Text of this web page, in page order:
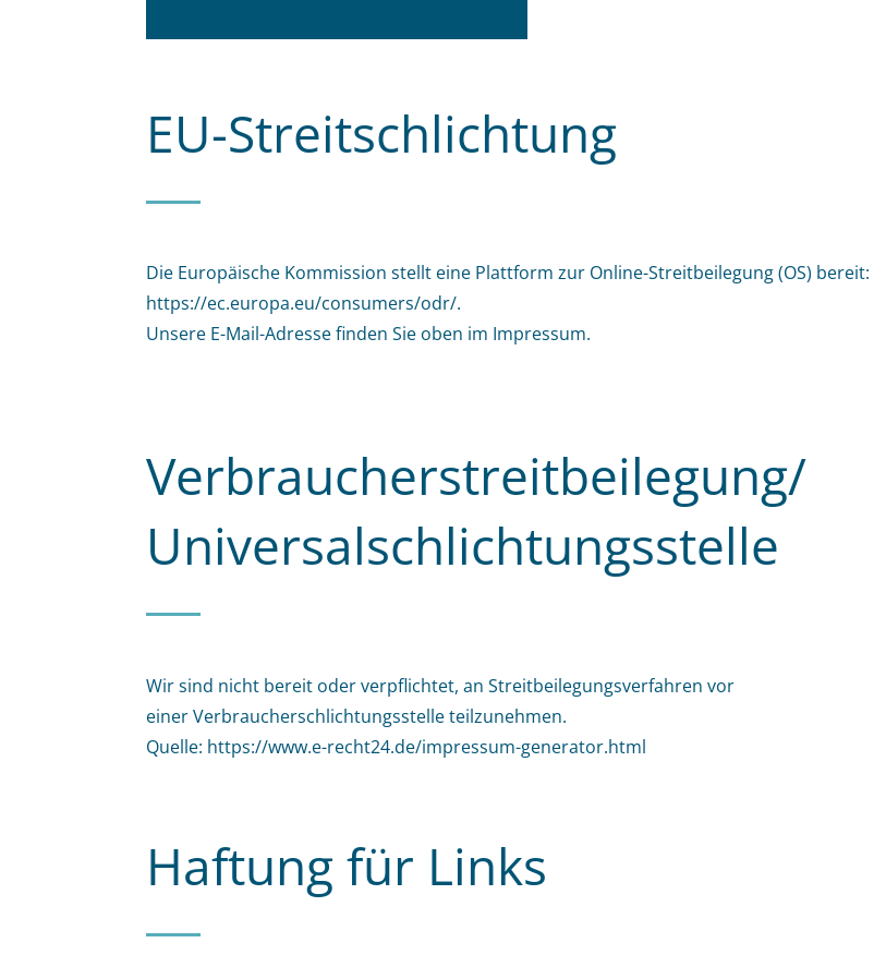
EU-Streitschlichtung
Die Europäische Kommission stellt eine Plattform zur Online-Streitbeilegung (OS) bereit:
https://ec.europa.eu/consumers/odr/.
Unsere E-Mail-Adresse finden Sie oben im Impressum.
Verbraucherstreitbeilegung/
Universalschlichtungsstelle
Wir sind nicht bereit oder verpflichtet, an Streitbeilegungsverfahren vor
einer Verbraucherschlichtungsstelle teilzunehmen.
Quelle: https://www.e-recht24.de/impressum-generator.html
Haftung für Links